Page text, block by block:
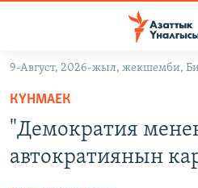
Навигацияга
өтүңүз
Издөөгө
салыңыз
КЫРГЫЗСТАН
КЫРГЫЗСТАН
ДҮЙНӨ
УКРАИНА
9-Август, 2026-жыл, жекшемби,
КҮНМАЕК
"Демократия
автократиянын